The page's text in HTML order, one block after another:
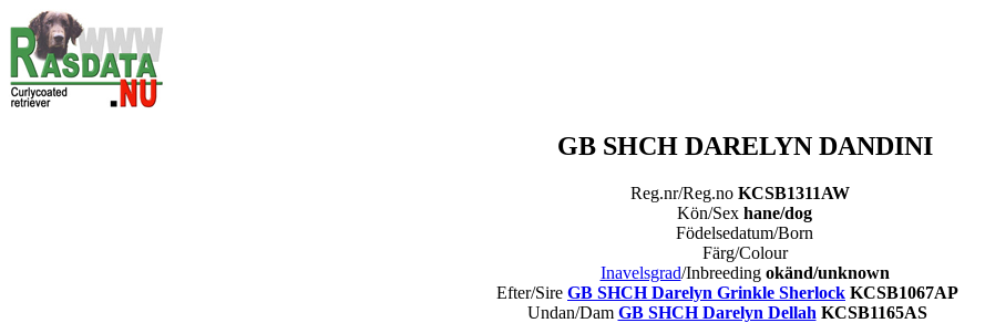
GB SHCH DARELYN DANDINI
Reg.nr/Reg.no KCSB1311AW
Kön/Sex hane/dog
Födelsedatum/Born
Färg/Colour
Inavelsgrad/Inbreeding okänd/unknown
Efter/Sire GB SHCH Darelyn Grinkle Sherlock KCSB1067AP
Undan/Dam GB SHCH Darelyn Dellah KCSB1165AS